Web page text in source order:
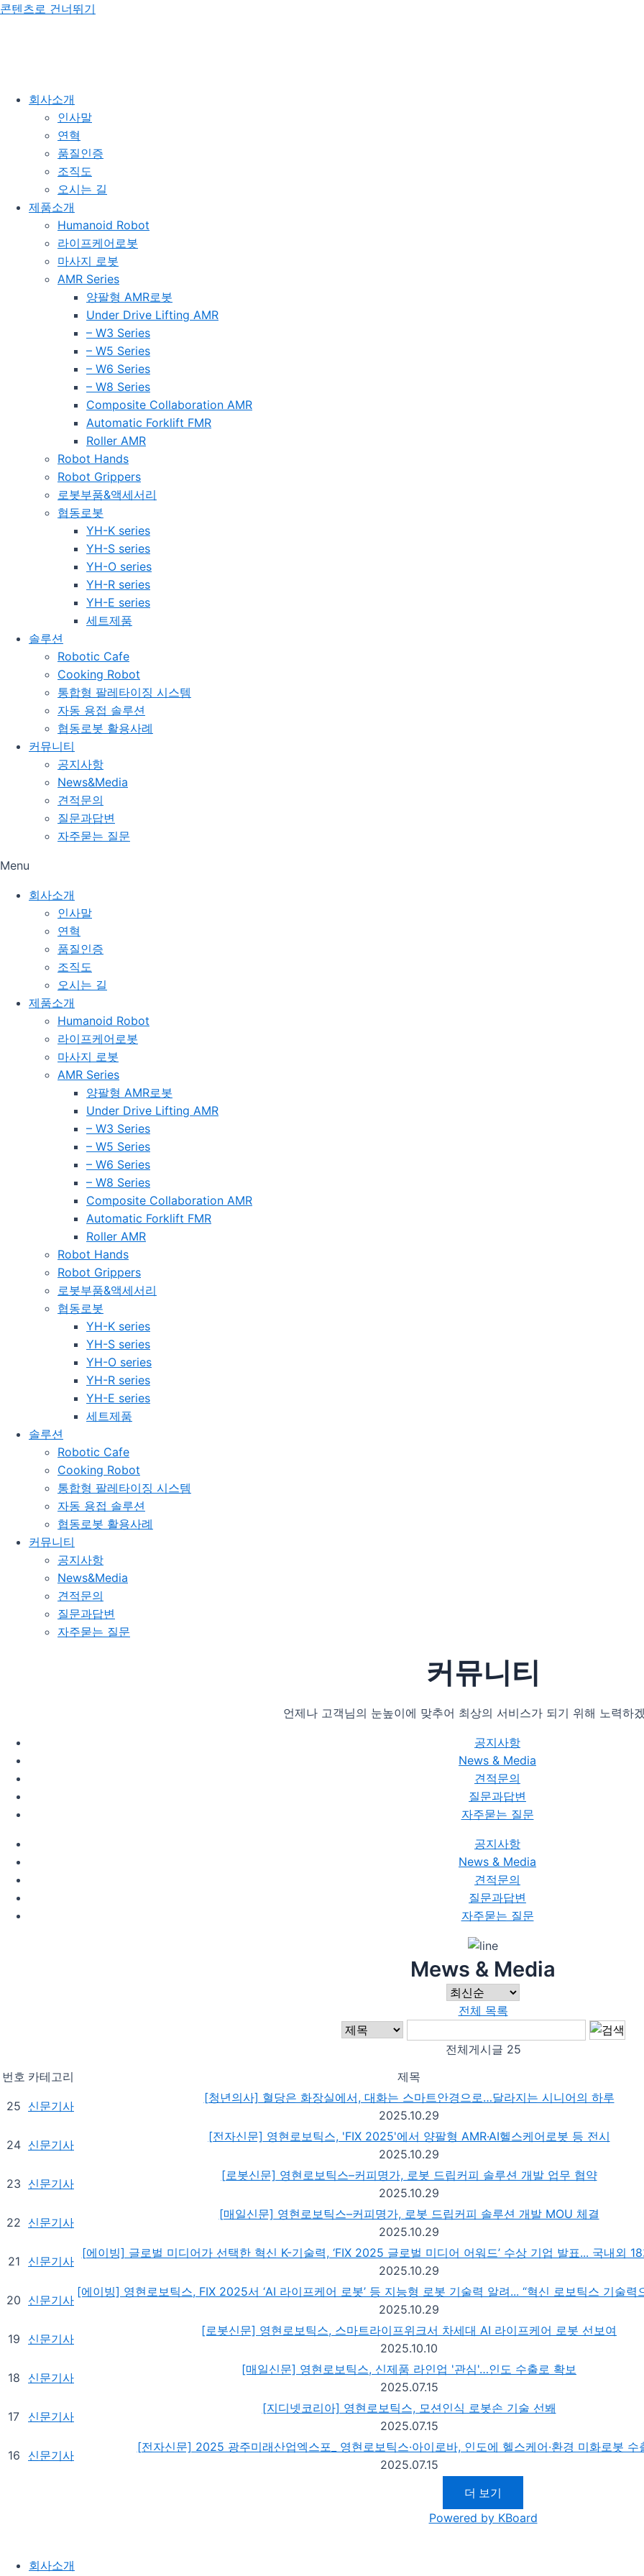
콘텐츠로 건너뛰기
회사소개
인사말
연혁
품질인증
조직도
오시는 길
제품소개
Humanoid Robot
라이프케어로봇
마사지 로봇
AMR Series
양팔형 AMR로봇
Under Drive Lifting AMR
– W3 Series
– W5 Series
– W6 Series
– W8 Series
Composite Collaboration AMR
Automatic Forklift FMR
Roller AMR
Robot Hands
Robot Grippers
로봇부품&액세서리
협동로봇
YH-K series
YH-S series
YH-O series
YH-R series
YH-E series
세트제품
솔루션
Robotic Cafe
Cooking Robot
통합형 팔레타이징 시스템
자동 용접 솔루션
협동로봇 활용사례
커뮤니티
공지사항
News&Media
견적문의
질문과답변
자주묻는 질문
Menu
회사소개
인사말
연혁
품질인증
조직도
오시는 길
제품소개
Humanoid Robot
라이프케어로봇
마사지 로봇
AMR Series
양팔형 AMR로봇
Under Drive Lifting AMR
– W3 Series
– W5 Series
– W6 Series
– W8 Series
Composite Collaboration AMR
Automatic Forklift FMR
Roller AMR
Robot Hands
Robot Grippers
로봇부품&액세서리
협동로봇
YH-K series
YH-S series
YH-O series
YH-R series
YH-E series
세트제품
솔루션
Robotic Cafe
Cooking Robot
통합형 팔레타이징 시스템
자동 용접 솔루션
협동로봇 활용사례
커뮤니티
공지사항
News&Media
견적문의
질문과답변
자주묻는 질문
커뮤니티
언제나 고객님의 눈높이에 맞추어 최상의 서비스가 되기 위해 노력하
공지사항
News & Media
견적문의
질문과답변
자주묻는 질문
공지사항
News & Media
견적문의
질문과답변
자주묻는 질문
Mews & Media
전체 목록
전체게시글 25
번호 카테고리 제목
25 신문기사
[청년의사] 혈당은 화장실에서, 대화는 스마트안경으로…달라지는 시니어의 하루
2025.10.29
24 신문기사
[전자신문] 영현로보틱스, 'FIX 2025'에서 양팔형 AMR·AI헬스케어로봇 등 전시
2025.10.29
23 신문기사
[로봇신문] 영현로보틱스–커피명가, 로봇 드립커피 솔루션 개발 업무 협약
2025.10.29
22 신문기사
[매일신문] 영현로보틱스–커피명가, 로봇 드립커피 솔루션 개발 MOU 체결
2025.10.29
21 신문기사
[에이빙] 글로벌 미디어가 선택한 혁신 K-기술력, ‘FIX 2025 글로벌 미디어 어워드’ 수상 기업 발표... 국내외
2025.10.29
20 신문기사
[에이빙] 영현로보틱스, FIX 2025서 ‘AI 라이프케어 로봇’ 등 지능형 로봇 기술력 알려... “혁신 로보틱스 기술력
2025.10.29
19 신문기사
[로봇신문] 영현로보틱스, 스마트라이프위크서 차세대 AI 라이프케어 로봇 선보여
2025.10.10
18 신문기사
[매일신문] 영현로보틱스, 신제품 라인업 '관심'…인도 수출로 확보
2025.07.15
17 신문기사
[지디넷코리아] 영현로보틱스, 모션인식 로봇손 기술 선봬
2025.07.15
16 신문기사
[전자신문] 2025 광주미래산업엑스포_ 영현로보틱스·아이로바, 인도에 헬스케어·환경 미화로봇 수
2025.07.15
더 보기
Powered by KBoard
회사소개